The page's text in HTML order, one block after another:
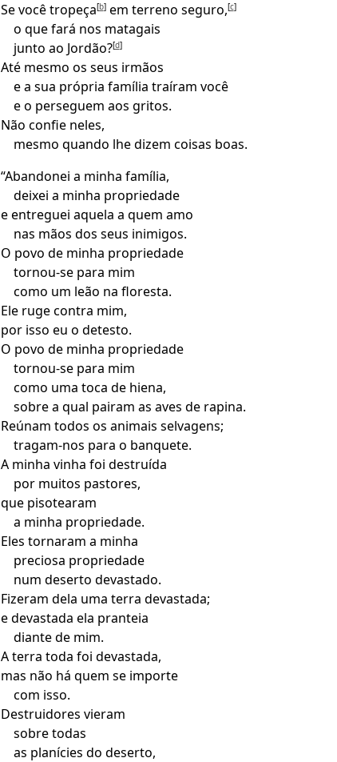
Se você tropeça[b]em terreno seguro,[c]
o que fará nos matagais
junto ao Jordão?[d]
Até mesmo os seus irmãos
e a sua própria família traíram você
e o perseguem aos gritos.
Não confie neles,
mesmo quando lhe dizem coisas boas.
“Abandonei a minha família,
deixei a minha propriedade
e entreguei aquela a quem amo
nas mãos dos seus inimigos.
O povo de minha propriedade
tornou-se para mim
como um leão na floresta.
Ele ruge contra mim,
por isso eu o detesto.
O povo de minha propriedade
tornou-se para mim
como uma toca de hiena,
sobre a qual pairam as aves de rapina.
Reúnam todos os animais selvagens;
tragam-nos para o banquete.
A minha vinha foi destruída
por muitos pastores,
que pisotearam
a minha propriedade.
Eles tornaram a minha
preciosa propriedade
num deserto devastado.
Fizeram dela uma terra devastada;
e devastada ela pranteia
diante de mim.
A terra toda foi devastada,
mas não há quem se importe
com isso.
Destruidores vieram
sobre todas
as planícies do deserto,